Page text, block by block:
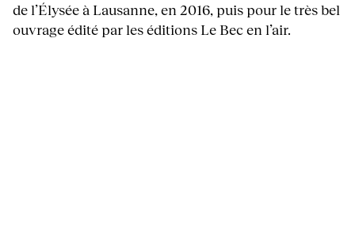
de l’Élysée à Lausanne, en 2016, puis pour le très bel
ouvrage édité par les éditions Le Bec en l’air.